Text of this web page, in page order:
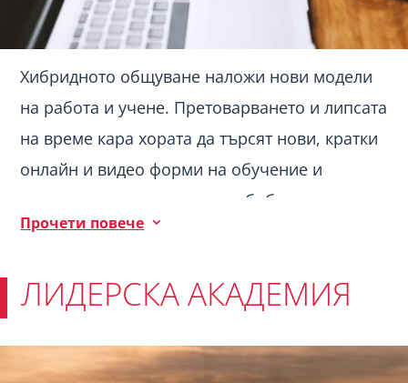
Хибридното общуване наложи нови модели
на работа и учене. Претоварването и липсата
на време кара хората да търсят нови, кратки
онлайн и видео форми на обучение и
вдъхновение, които лесно обобщават
актуални проучвания, изследвания, казуси и
Съвместно със Семперия филмс, от КАТРО
си видео-обучителна поредица във формат
Прочети повече 3
ЛИДЕРСКА АКАДЕМИЯ